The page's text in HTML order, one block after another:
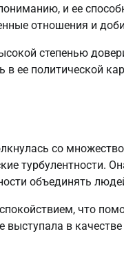
и ее
отношения и
степенью
ее политической
со
турбулентности.
объединять
что
в